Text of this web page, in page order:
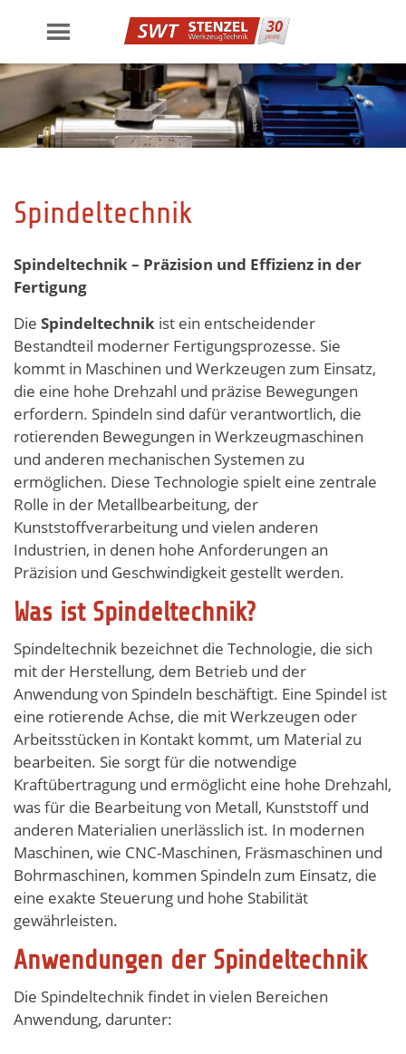
Spindeltechnik
Spindeltechnik – Präzision und Effizienz in der
Fertigung
Die Spindeltechnik ist ein entscheidender
Bestandteil moderner Fertigungsprozesse. Sie
kommt in Maschinen und Werkzeugen zum Einsatz,
die eine hohe Drehzahl und präzise Bewegungen
erfordern. Spindeln sind dafür verantwortlich, die
rotierenden Bewegungen in Werkzeugmaschinen
und anderen mechanischen Systemen zu
ermöglichen. Diese Technologie spielt eine zentrale
Rolle in der Metallbearbeitung, der
Kunststoffverarbeitung und vielen anderen
Industrien, in denen hohe Anforderungen an
Präzision und Geschwindigkeit gestellt werden.
Was ist Spindeltechnik?
Spindeltechnik bezeichnet die Technologie, die sich
mit der Herstellung, dem Betrieb und der
Anwendung von Spindeln beschäftigt. Eine Spindel ist
eine rotierende Achse, die mit Werkzeugen oder
Arbeitsstücken in Kontakt kommt, um Material zu
bearbeiten. Sie sorgt für die notwendige
Kraftübertragung und ermöglicht eine hohe Drehzahl,
was für die Bearbeitung von Metall, Kunststoff und
anderen Materialien unerlässlich ist. In modernen
Maschinen, wie CNC-Maschinen, Fräsmaschinen und
Bohrmaschinen, kommen Spindeln zum Einsatz, die
eine exakte Steuerung und hohe Stabilität
gewährleisten.
Anwendungen der Spindeltechnik
Die Spindeltechnik findet in vielen Bereichen
Anwendung, darunter: